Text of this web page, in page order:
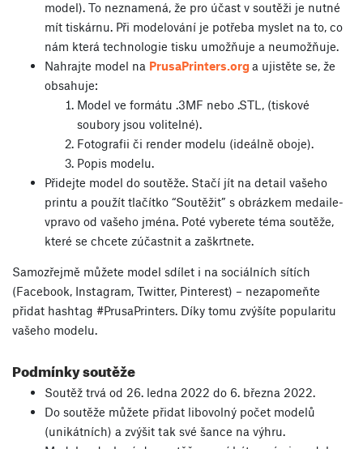
model). To neznamená, že pro účast v soutěži je nutné
mít tiskárnu. Při modelování je potřeba myslet na to, co
nám která technologie tisku umožňuje a neumožňuje.
Nahrajte model na PrusaPrinters.org a ujistěte se, že
obsahuje:
Model ve formátu .3MF nebo .STL, (tiskové
soubory jsou volitelné).
Fotografii či render modelu (ideálně oboje).
Popis modelu.
Přidejte model do soutěže. Stačí jít na detail vašeho
printu a použít tlačítko “Soutěžit” s obrázkem medaile-
vpravo od vašeho jména. Poté vyberete téma soutěže,
které se chcete zúčastnit a zaškrtnete.
Samozřejmě můžete model sdílet i na sociálních sítích
(Facebook, Instagram, Twitter, Pinterest) – nezapomeňte
přidat hashtag #PrusaPrinters. Díky tomu zvýšíte popularitu
vašeho modelu.
Podmínky soutěže
Soutěž trvá od 26. ledna 2022 do 6. března 2022.
Do soutěže můžete přidat libovolný počet modelů
(unikátních) a zvýšit tak své šance na výhru.